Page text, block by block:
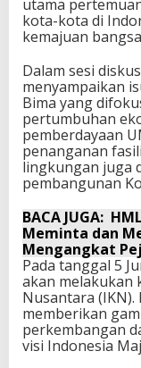
utama
kota-kota di
kemajuan
Dalam sesi
menyampaikan
Bima yang
pertumbuhan
pemberdayaan
penanganan
lingkungan juga
pembangunan
BACA JUGA:
Meminta dan
Mengangkat
Pada tanggal 5
akan melakukan
Nusantara
memberikan
perkembangan
visi Indonesia